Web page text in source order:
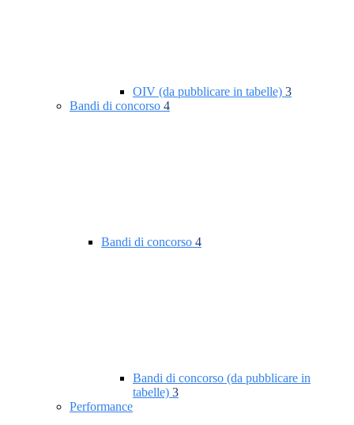
OIV (da pubblicare in tabelle) 3
Bandi di concorso 4
Bandi di concorso 4
Bandi di concorso (da pubblicare in
tabelle) 3
Performance